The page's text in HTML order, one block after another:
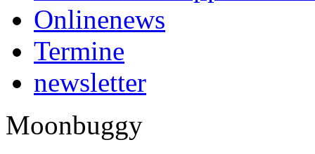
Onlinenews
Termine
newsletter
Moonbuggy